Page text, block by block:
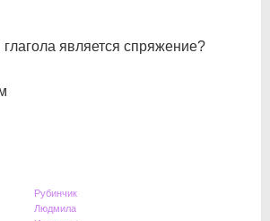
является спряжение?
Рубинчик
Людмила